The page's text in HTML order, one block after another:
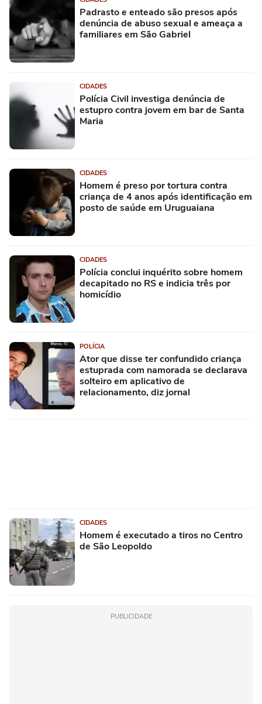
Padrasto e enteado são presos após
denúncia de abuso sexual e ameaça a
familiares em São Gabriel
CIDADES
Polícia Civil investiga denúncia de
estupro contra jovem em bar de Santa
Maria
CIDADES
Homem é preso por tortura contra
criança de 4 anos após identificação em
posto de saúde em Uruguaiana
CIDADES
Polícia conclui inquérito sobre homem
decapitado no RS e indicia três por
homicídio
POLÍCIA
Ator que disse ter confundido criança
estuprada com namorada se declarava
solteiro em aplicativo de
relacionamento, diz jornal
CIDADES
Homem é executado a tiros no Centro
de São Leopoldo
PUBLICIDADE